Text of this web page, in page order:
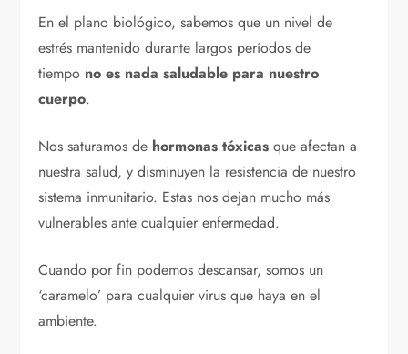
En el plano biológico, sabemos que un nivel de
estrés mantenido durante largos períodos de
tiempo no es nada saludable para nuestro
cuerpo.
Nos saturamos de hormonas tóxicas que afectan a
nuestra salud, y disminuyen la resistencia de nuestro
sistema inmunitario. Estas nos dejan mucho más
vulnerables ante cualquier enfermedad.
Cuando por fin podemos descansar, somos un
‘caramelo’ para cualquier virus que haya en el
ambiente.